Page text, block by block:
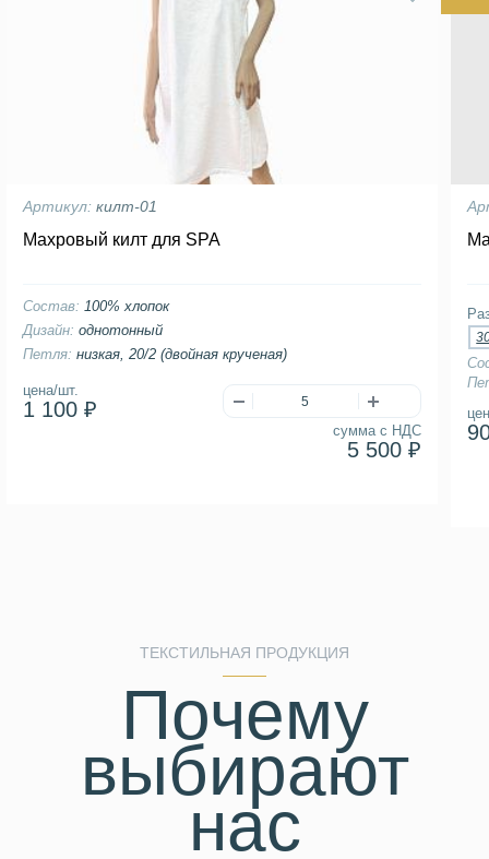
Артикул: килт-01
Махровый килт для SPA
цена/шт.
1 100 ₽
сумма с НДС
5 500 ₽
Состав: 100% хлопок
Дизайн: однотонный
Петля: низкая, 20/2 (двойная крученая)
ТЕКСТИЛЬНАЯ ПРОДУКЦИЯ
Почему
выбирают
нас